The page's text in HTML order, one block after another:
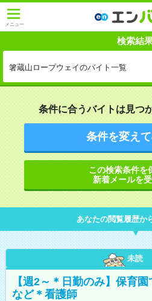
メニュー
検索結
箸蔵山ロープウェイのバイト一覧
条件に合うバイトは見つ
条件を変え
この検索条件を
新着メールを
あなたの閲覧履歴か
未読
【週2～＊日勤のみ】保育
など＊看護師